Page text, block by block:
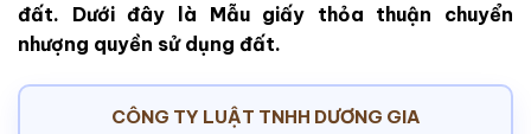
đất. Dưới đây là Mẫu giấy thỏa thuận chuyển
nhượng quyền sử dụng đất.
CÔNG TY LUẬT TNHH DƯƠNG GIA